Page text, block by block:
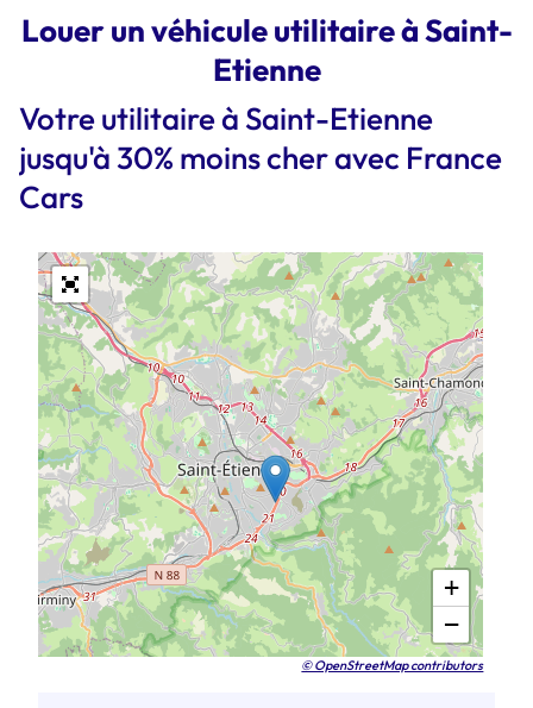
Louer un véhicule utilitaire à Saint-
Etienne
Votre utilitaire à Saint-Etienne
jusqu'à 30% moins cher avec France
Cars
+
−
© OpenStreetMap contributors